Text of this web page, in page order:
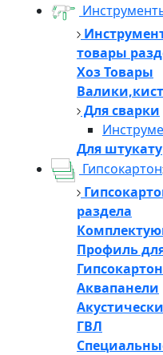
товары
Хоз Товары
Для сварки
Для
Гипсокартон
раздела
Профиль
Гипсокартон
Аквапанели
ГВЛ